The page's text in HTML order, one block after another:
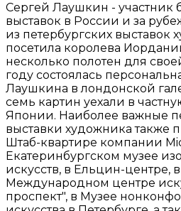
Сергей Лаушкин - участник
выставок в России и за
из петербургских выставок
посетила королева
несколько полотен для
году состоялась
Лаушкина в лондонской
семь картин уехали в
Японии. Наиболее важные
выставки художника также
Штаб-квартире компании
Екатеринбургском музее
искусств, в Ельцин-центре,
Международном центре
проспект", в Музее